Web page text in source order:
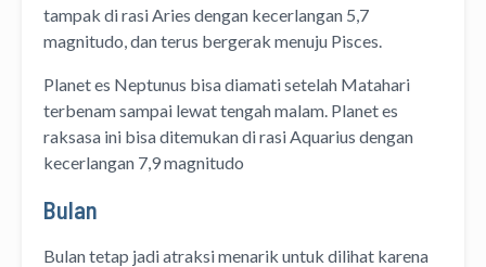
tampak di rasi Aries dengan kecerlangan 5,7
magnitudo, dan terus bergerak menuju Pisces.
Planet es Neptunus bisa diamati setelah Matahari
terbenam sampai lewat tengah malam. Planet es
raksasa ini bisa ditemukan di rasi Aquarius dengan
kecerlangan 7,9 magnitudo
Bulan
Bulan tetap jadi atraksi menarik untuk dilihat karena